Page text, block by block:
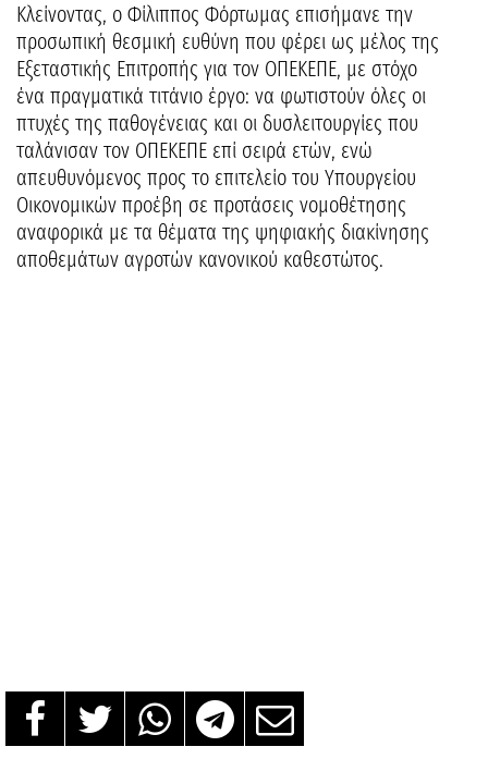
Κλείνοντας, ο Φίλιππος Φόρτωμας επισήμανε την
προσωπική θεσμική ευθύνη που φέρει ως μέλος της
Εξεταστικής Επιτροπής για τον ΟΠΕΚΕΠΕ, με στόχο
ένα πραγματικά τιτάνιο έργο: να φωτιστούν όλες οι
πτυχές της παθογένειας και οι δυσλειτουργίες που
ταλάνισαν τον ΟΠΕΚΕΠΕ επί σειρά ετών, ενώ
απευθυνόμενος προς το επιτελείο του Υπουργείου
Οικονομικών προέβη σε προτάσεις νομοθέτησης
αναφορικά με τα θέματα της ψηφιακής διακίνησης
αποθεμάτων αγροτών κανονικού καθεστώτος.